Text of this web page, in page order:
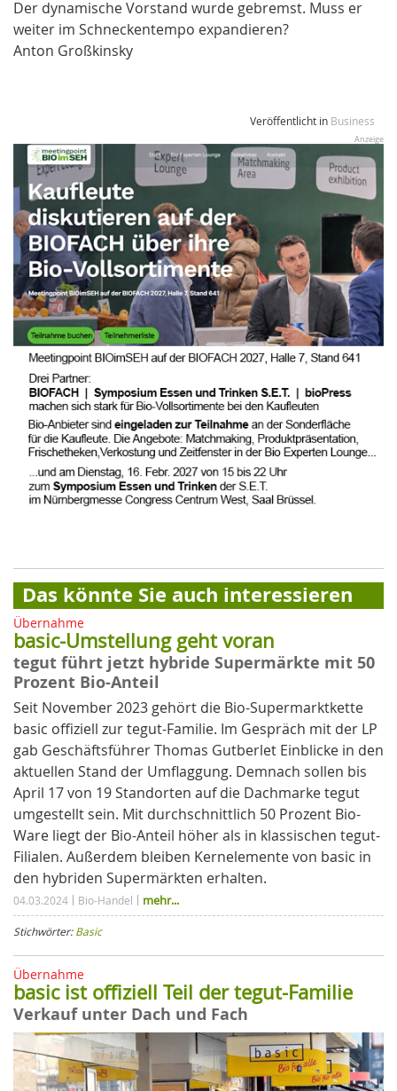
Der dynamische Vorstand wurde gebremst. Muss er
weiter im Schneckentempo expandieren?
Anton Großkinsky
Veröffentlicht in Business
Anzeige
Das könnte Sie auch interessieren
Übernahme
basic-Umstellung geht voran
tegut führt jetzt hybride Supermärkte mit 50
Prozent Bio-Anteil
Seit November 2023 gehört die Bio-Supermarktkette
basic offiziell zur tegut-Familie. Im Gespräch mit der LP
gab Geschäftsführer Thomas Gutberlet Einblicke in den
aktuellen Stand der Umflaggung. Demnach sollen bis
April 17 von 19 Standorten auf die Dachmarke tegut
umgestellt sein. Mit durchschnittlich 50 Prozent Bio-
Ware liegt der Bio-Anteil höher als in klassischen tegut-
Filialen. Außerdem bleiben Kernelemente von basic in
den hybriden Supermärkten erhalten.
04.03.2024 Bio-Handel mehr...
Stichwörter:Basic
Übernahme
basic ist offiziell Teil der tegut-Familie
Verkauf unter Dach und Fach